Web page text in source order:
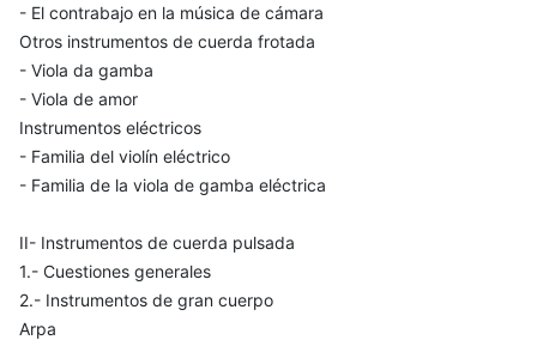
- El contrabajo en la música de cámara
Otros instrumentos de cuerda frotada
- Viola da gamba
- Viola de amor
Instrumentos eléctricos
- Familia del violín eléctrico
- Familia de la viola de gamba eléctrica
II- Instrumentos de cuerda pulsada
1.- Cuestiones generales
2.- Instrumentos de gran cuerpo
Arpa